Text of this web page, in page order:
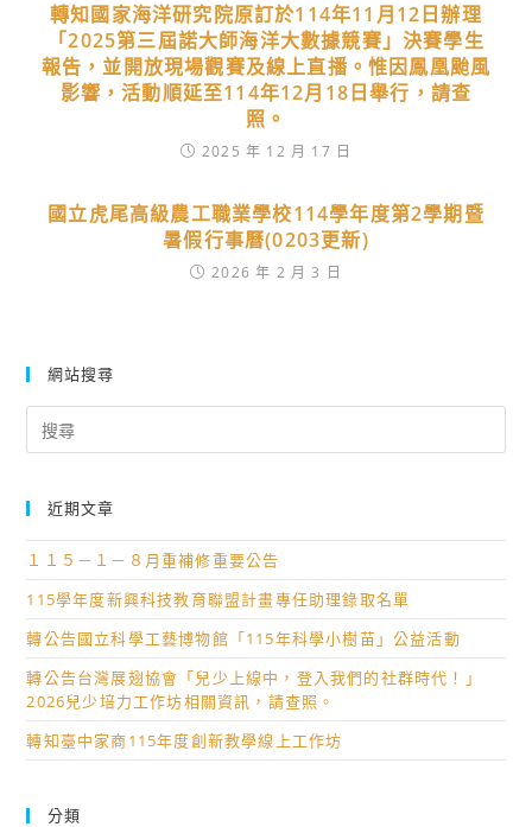
轉知國家海洋研究院原訂於114年11月12日辦理
「2025第三屆諾大師海洋大數據競賽」決賽學生
報告，並開放現場觀賽及線上直播。惟因鳳凰颱風
影響，活動順延至114年12月18日舉行，請查
照。
2025 年 12 月 17 日
國立虎尾高級農工職業學校114學年度第2學期暨
暑假行事曆(0203更新)
2026 年 2 月 3 日
網站搜尋
for:
近期文章
１１５－１－８月重補修重要公告
115學年度新興科技教育聯盟計畫專任助理錄取名單
轉公告國立科學工藝博物館「115年科學小樹苗」公益活動
轉公告台灣展翅協會「兒少上線中，登入我們的社群時代！」
2026兒少培力工作坊相關資訊，請查照。
轉知臺中家商115年度創新教學線上工作坊
分類